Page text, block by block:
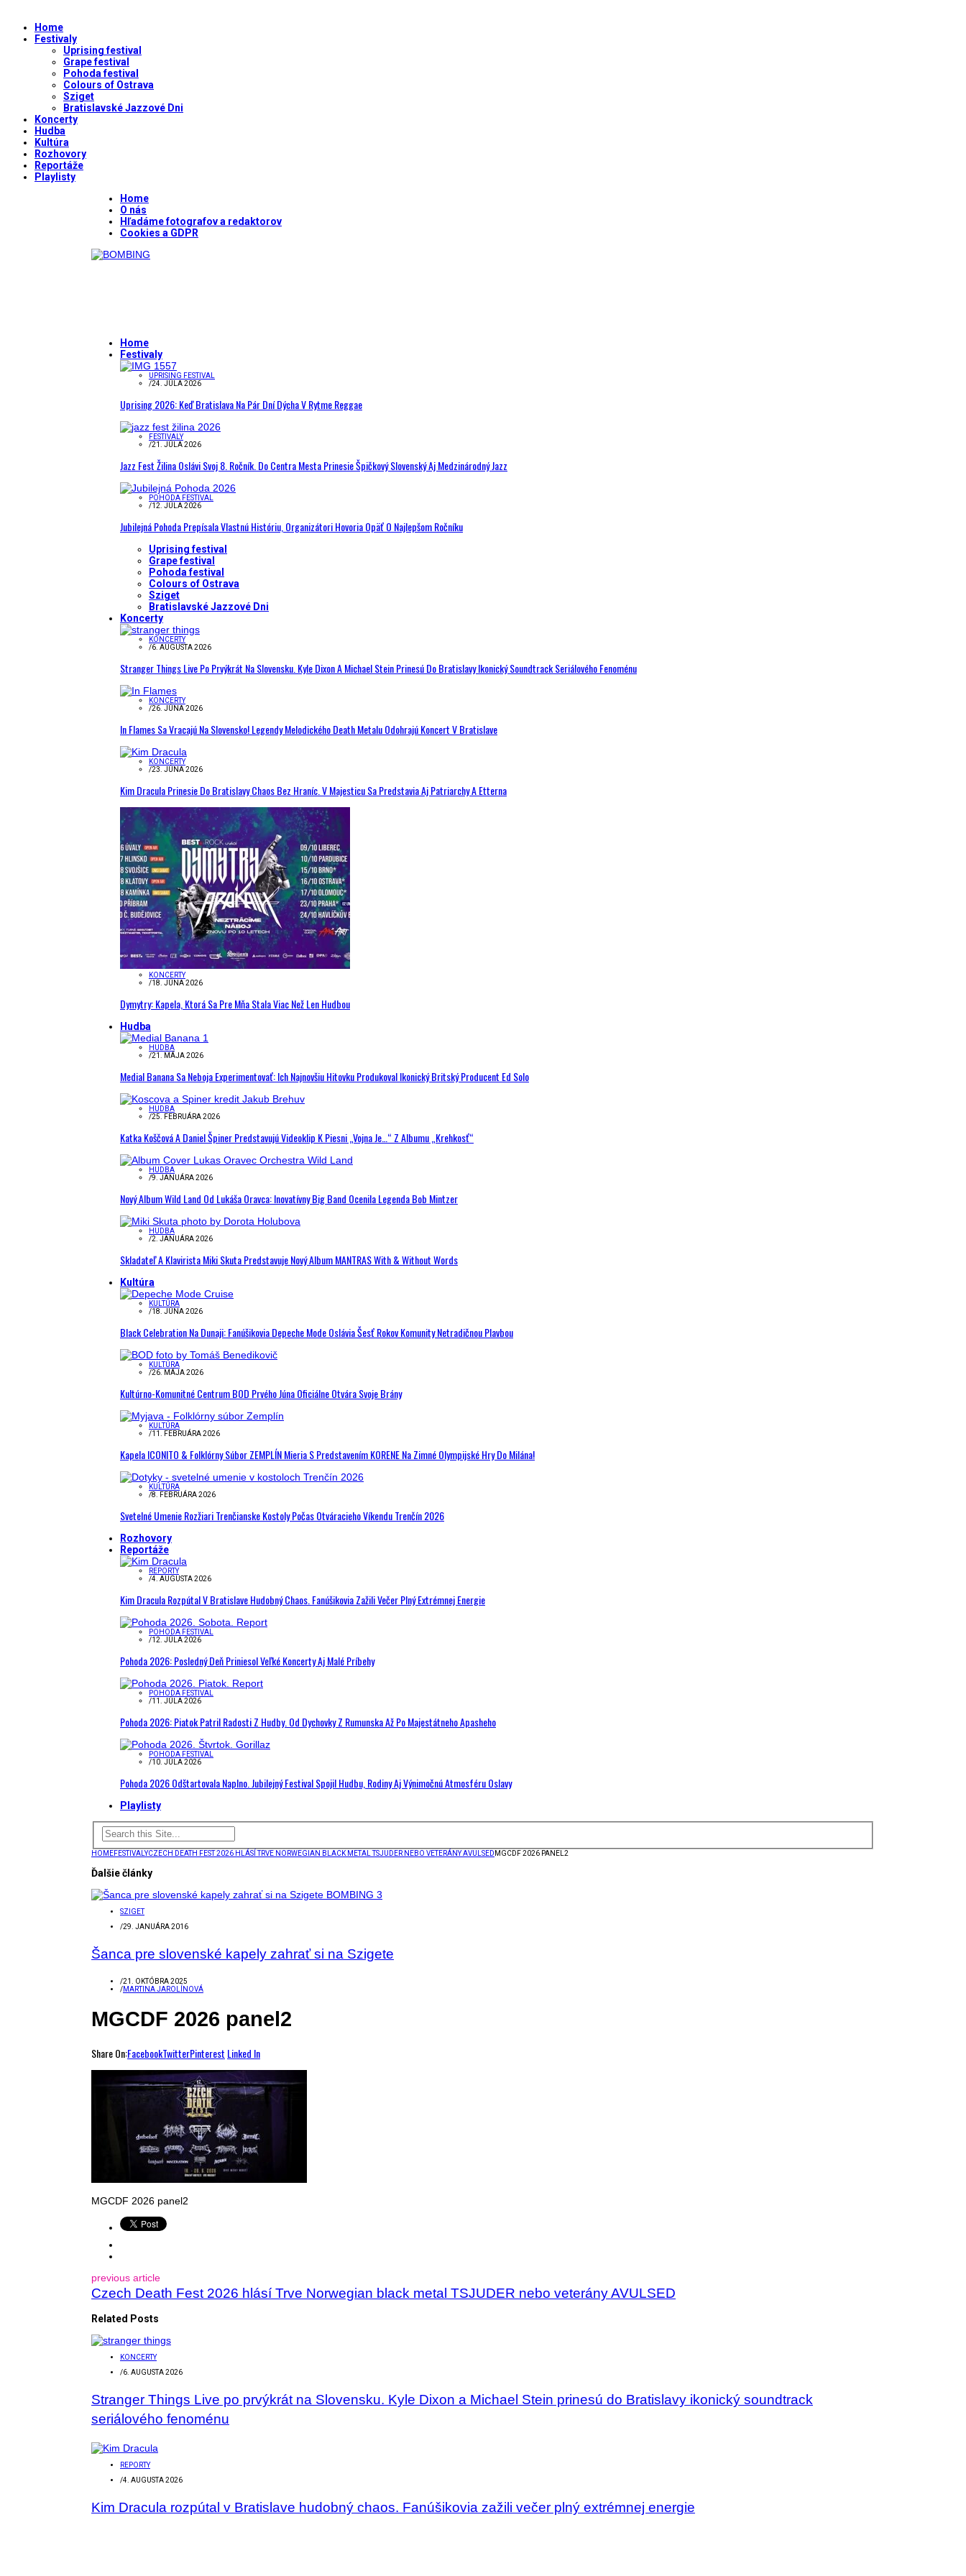
Home
Festivaly
Uprising festival
Grape festival
Pohoda festival
Colours of Ostrava
Sziget
Bratislavské Jazzové Dni
Koncerty
Hudba
Kultúra
Rozhovory
Reportáže
Playlisty
Home
O nás
Hľadáme fotografov a redaktorov
Cookies a GDPR
Home
Festivaly
UPRISING FESTIVAL
/24. JÚLA 2026
Uprising 2026: Keď Bratislava Na Pár Dní Dýcha V Rytme Reggae
FESTIVALY
/21. JÚLA 2026
Jazz Fest Žilina Oslávi Svoj 8. Ročník. Do Centra Mesta Prinesie Špičkový Slovenský Aj Medzinárodný Jazz
POHODA FESTIVAL
/12. JÚLA 2026
Jubilejná Pohoda Prepísala Vlastnú Históriu, Organizátori Hovoria Opäť O Najlepšom Ročníku
Uprising festival
Grape festival
Pohoda festival
Colours of Ostrava
Sziget
Bratislavské Jazzové Dni
Koncerty
KONCERTY
/6. AUGUSTA 2026
Stranger Things Live Po Prvýkrát Na Slovensku. Kyle Dixon A Michael Stein Prinesú Do Bratislavy Ikonický Soundtrack Seriálového Fenoménu
KONCERTY
/26. JÚNA 2026
In Flames Sa Vracajú Na Slovensko! Legendy Melodického Death Metalu Odohrajú Koncert V Bratislave
KONCERTY
/23. JÚNA 2026
Kim Dracula Prinesie Do Bratislavy Chaos Bez Hraníc. V Majesticu Sa Predstavia Aj Patriarchy A Etterna
KONCERTY
/18. JÚNA 2026
Dymytry: Kapela, Ktorá Sa Pre Mňa Stala Viac Než Len Hudbou
Hudba
HUDBA
/21. MÁJA 2026
Medial Banana Sa Neboja Experimentovať: Ich Najnovšiu Hitovku Produkoval Ikonický Britský Producent Ed Solo
HUDBA
/25. FEBRUÁRA 2026
Katka Koščová A Daniel Špiner Predstavujú Videoklip K Piesni „Vojna Je…“ Z Albumu „Krehkosť“
HUDBA
/9. JANUÁRA 2026
Nový Album Wild Land Od Lukáša Oravca: Inovatívny Big Band Ocenila Legenda Bob Mintzer
HUDBA
/2. JANUÁRA 2026
Skladateľ A Klavirista Miki Skuta Predstavuje Nový Album MANTRAS With & Without Words
Kultúra
KULTÚRA
/18. JÚNA 2026
Black Celebration Na Dunaji: Fanúšikovia Depeche Mode Oslávia Šesť Rokov Komunity Netradičnou Plavbou
KULTÚRA
/26. MÁJA 2026
Kultúrno-Komunitné Centrum BOD Prvého Júna Oficiálne Otvára Svoje Brány
KULTÚRA
/11. FEBRUÁRA 2026
Kapela ICONITO & Folklórny Súbor ZEMPLÍN Mieria S Predstavením KORENE Na Zimné Olympijské Hry Do Milána!
KULTÚRA
/8. FEBRUÁRA 2026
Svetelné Umenie Rozžiari Trenčianske Kostoly Počas Otváracieho Víkendu Trenčín 2026
Rozhovory
Reportáže
REPORTY
/4. AUGUSTA 2026
Kim Dracula Rozpútal V Bratislave Hudobný Chaos. Fanúšikovia Zažili Večer Plný Extrémnej Energie
POHODA FESTIVAL
/12. JÚLA 2026
Pohoda 2026: Posledný Deň Priniesol Veľké Koncerty Aj Malé Príbehy
POHODA FESTIVAL
/11. JÚLA 2026
Pohoda 2026: Piatok Patril Radosti Z Hudby. Od Dychovky Z Rumunska Až Po Majestátneho Apasheho
POHODA FESTIVAL
/10. JÚLA 2026
Pohoda 2026 Odštartovala Naplno. Jubilejný Festival Spojil Hudbu, Rodiny Aj Výnimočnú Atmosféru Oslavy
Playlisty
HOMEFESTIVALYCZECH DEATH FEST 2026 HLÁSÍ TRVE NORWEGIAN BLACK METAL TSJUDER NEBO VETERÁNY AVULSED MGCDF 2026 PANEL2
Ďalšie články
SZIGET
/29. JANUÁRA 2016
Šanca pre slovenské kapely zahrať si na Szigete
/21. OKTÓBRA 2025
/MARTINA JAROLÍNOVÁ
MGCDF 2026 panel2
Share On:FacebookTwitterPinterest Linked In
MGCDF 2026 panel2
previous article
Czech Death Fest 2026 hlásí Trve Norwegian black metal TSJUDER nebo veterány AVULSED
Related Posts
KONCERTY
/6. AUGUSTA 2026
Stranger Things Live po prvýkrát na Slovensku. Kyle Dixon a Michael Stein prinesú do Bratislavy ikonický soundtrack
seriálového fenoménu
REPORTY
/4. AUGUSTA 2026
Kim Dracula rozpútal v Bratislave hudobný chaos. Fanúšikovia zažili večer plný extrémnej energie